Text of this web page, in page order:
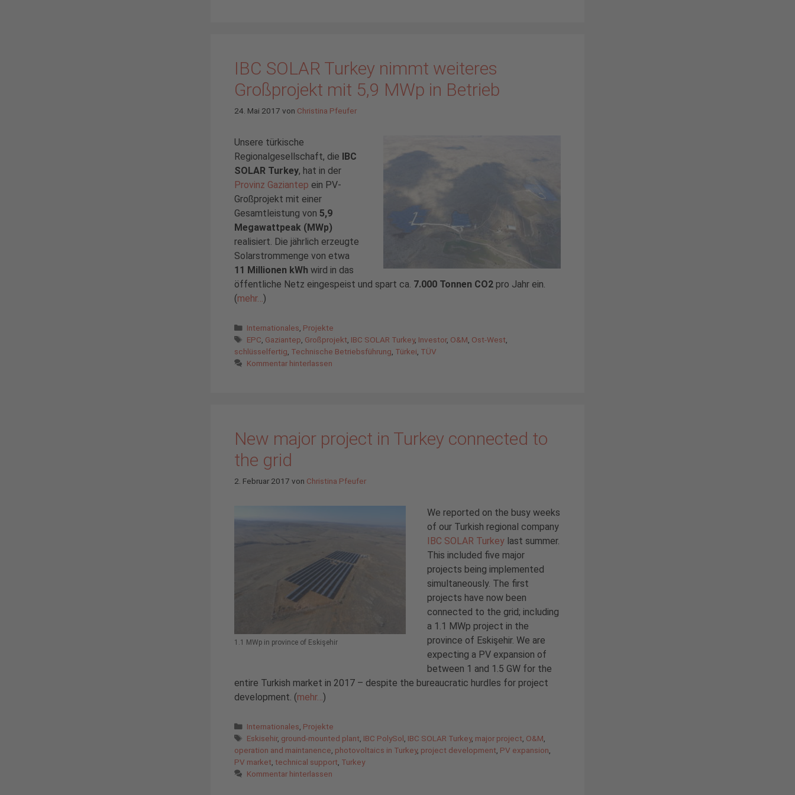
IBC SOLAR Turkey nimmt weiteres
Großprojekt mit 5,9 MWp in Betrieb
24. Mai 2017 von Christina Pfeufer
Unsere türkische
Regionalgesellschaft, die IBC
SOLAR Turkey, hat in der
Provinz Gaziantep ein PV-
Großprojekt mit einer
Gesamtleistung von 5,9
Megawattpeak (MWp)
realisiert. Die jährlich erzeugte
Solarstrommenge von etwa
11 Millionen kWh wird in das
öffentliche Netz eingespeist und spart ca. 7.000 Tonnen CO2 pro Jahr ein.
(mehr… )
Kategorien
Internationales Projekte
Schlagwörter
EPC Gaziantep Großprojekt IBC SOLAR Turkey, Investor, O&M Ost-West
schlüsselfertig Technische Betriebsführung Türkei TÜV
Kommentar hinterlassen
New major project in Turkey connected to
the grid
2. Februar 2017 von Christina Pfeufer
1.1 MWp in province of Eskişehir
We reported on the busy weeks
of our Turkish regional company
IBC SOLAR Turkey last summer.
This included five major
projects being implemented
simultaneously. The first
projects have now been
connected to the grid; including
a 1.1 MWp project in the
province of Eskişehir. We are
expecting a PV expansion of
between 1 and 1.5 GW for the
entire Turkish market in 2017 – despite the bureaucratic hurdles for project
development. (mehr… )
Kategorien
Internationales Projekte
Schlagwörter
Eskisehir, ground-mounted plant IBC PolySol IBC SOLAR Turkey, major project O&M
operation and maintanence photovoltaics in Turkey, project development PV expansion
PV market technical support Turkey
Kommentar hinterlassen